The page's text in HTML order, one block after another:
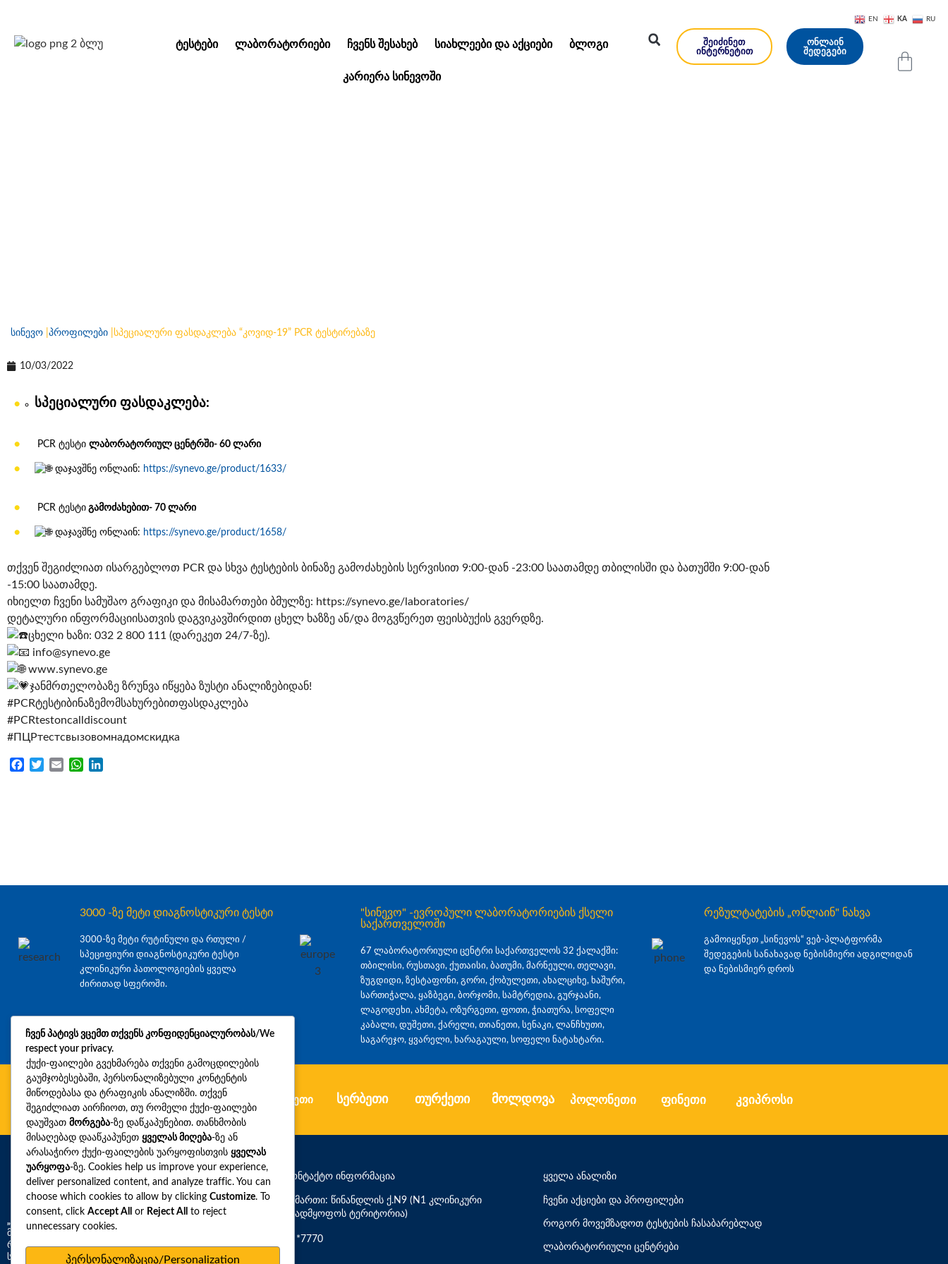
ᲢᲔᲡᲢᲔᲑᲘ ᲚᲐᲑᲝᲠᲐᲢᲝᲠᲘᲔᲑᲘ ᲩᲕᲔᲜᲡ ᲨᲔᲡᲐᲮᲔᲑ ᲡᲘᲐᲮᲚᲔᲔᲑᲘ ᲓᲐ ᲐᲥᲪᲘᲔᲑᲘ ᲑᲚᲝᲒᲘ
ᲙᲐᲠᲘᲔᲠᲐ ᲡᲘᲜᲔᲕᲝᲨᲘ
ᲨᲔᲘᲫᲘᲜᲔᲗ
ᲘᲜᲢᲔᲠᲜᲔᲢᲘᲗ
ᲝᲜᲚᲐᲘᲜ
ᲨᲔᲓᲔᲒᲔᲑᲘ
სინევო პროფილები სპეციალური ფასდაკლება “კოვიდ-19” PCR ტესტირებაზე
10/03/2022
სპეციალური ფასდაკლება:
PCR ტესტი ლაბორატორიულ ცენტრში- 60 ლარი
დაჯავშნე ონლაინ: https://synevo.ge/product/1633/
PCR ტესტი გამოძახებით- 70 ლარი
დაჯავშნე ონლაინ: https://synevo.ge/product/1658/
თქვენ შეგიძლიათ ისარგებლოთ PCR და სხვა ტესტების ბინაზე გამოძახების სერვისით 9:00-დან -23:00 საათამდე თბილისში და ბათუმში 9:00-დან
-15:00 საათამდე.
იხიელთ ჩვენი სამუშაო გრაფიკი და მისამართები ბმულზე: https://synevo.ge/laboratories/
დეტალური ინფორმაციისათვის დაგვიკავშირდით ცხელ ხაზზე ან/და მოგვწერეთ ფეისბუქის გვერდზე.
ცხელი ხაზი: 032 2 800 111 (დარეკეთ 24/7-ზე).
info@synevo.ge
www.synevo.ge
ჯანმრთელობაზე ზრუნვა იწყება ზუსტი ანალიზებიდან!
#PCRტესტიბინაზემომსახურებითფასდაკლება
#PCRtestoncalldiscount
#ПЦРтестсвызовомнадомскидка
FacebookTwitter
Email WhatsApp
3000 -ზე მეტი დიაგნოსტიკური ტესტი
3000-ზე მეტი რუტინული და რთული /
სპეციფიური დიაგნოსტიკური ტესტი
კლინიკური პათოლოგიების ყველა
ძირითად სფეროში.
"სინევო" -ევროპული ლაბორატორიების ქსელი
საქართველოში
67 ლაბორატორიული ცენტრი საქართველოს 32 ქალაქში:
თბილისი, რუსთავი, ქუთაისი, ბათუმი, მარნეული, თელავი,
ზუგდიდი, ზესტაფონი, გორი, ქობულეთი, ახალციხე, ხაშური,
სართიჭალა, ყაზბეგი, ბორჯომი, სამტრედია, გურჯაანი,
ლაგოდეხი, ახმეტა, ოზურგეთი, ფოთი, ჭიათურა, სოფელი
კაბალი, დუშეთი, ქარელი, თიანეთი, სენაკი, ლანჩხუთი,
საგარეჯო, ყვარელი, ხარაგაული, სოფელი ნატახტარი.
რეზულტატების „ონლაინ" ნახვა
გამოიყენეთ „სინევოს“ ვებ-პლატფორმა
შედეგების სანახავად ნებისმიერი ადგილიდან
და ნებისმიერ დროს
გერმანია რუმინეთი უკრაინა ბულგარეთი სერბეთი თურქეთი მოლდოვა პოლონეთი ფინეთი კვიპროსი
„სინევო“ –
საქართველოში დიაგნოსტიკური
მომსახურების ფართო სპექტრის მომწოდებელი,
რომელიც გთავაზობთ 3,000-ზე მეტ რუტინულ და
სპეციფიურ დიაგნოსტიკურ ტესტს კლინიკური
საკონტაქტო ინფორმაცია
მისამართი: წინანდლის ქ.N9 (N1 კლინიკური
საავადმყოფოს ტერიტორია)
*7770
ყველა ანალიზი
ჩვენი აქციები და პროფილები
როგორ მოვემზადოთ ტესტების ჩასაბარებლად
ლაბორატორიული ცენტრები
EN KA RU
ჩვენ პატივს ვცემთ თქვენს კონფიდენციალურობას/We
respect your privacy.
ქუქი-ფაილები გვეხმარება თქვენი გამოცდილების
გაუმჯობესებაში, პერსონალიზებული კონტენტის
მიწოდებასა და ტრაფიკის ანალიზში. თქვენ
შეგიძლიათ აირჩიოთ, თუ რომელი ქუქი-ფაილები
დაუშვათ მორგება-ზე დაწკაპუნებით. თანხმობის
მისაღებად დააწკაპუნეთ ყველას მიღება-ზე ან
არასაჭირო ქუქი-ფაილების უარყოფისთვის ყველას
უარყოფა-ზე. Cookies help us improve your experience,
deliver personalized content, and analyze traffic. You can
choose which cookies to allow by clicking Customize. To
consent, click Accept All or Reject All
to reject
unnecessary cookies.
პერსონალიზაცია/Personalization